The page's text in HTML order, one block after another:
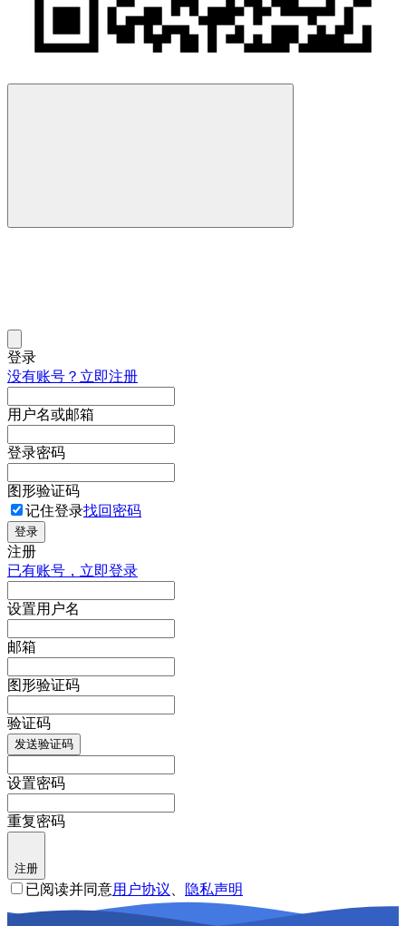
登录
没有账号？立即注册
用户名或邮箱
登录密码
图形验证码
记住登录找回密码
登录
注册
已有账号，立即登录
设置用户名
邮箱
图形验证码
验证码
发送验证码
设置密码
重复密码
注册
已阅读并同意用户协议 隐私声明